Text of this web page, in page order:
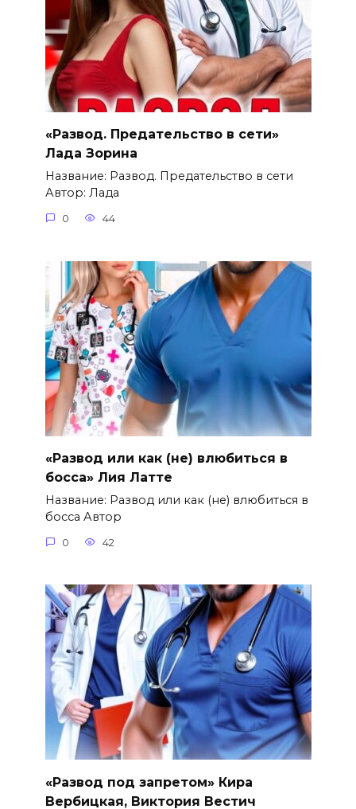
«Развод. Предательство в сети»
Лада Зорина
Название: Развод. Предательство в сети
Автор: Лада
0 44
«Развод или как (не) влюбиться в
босса» Лия Латте
Название: Развод или как (не) влюбиться в
босса Автор
0 42
«Развод под запретом» Кира
Вербицкая, Виктория Вестич